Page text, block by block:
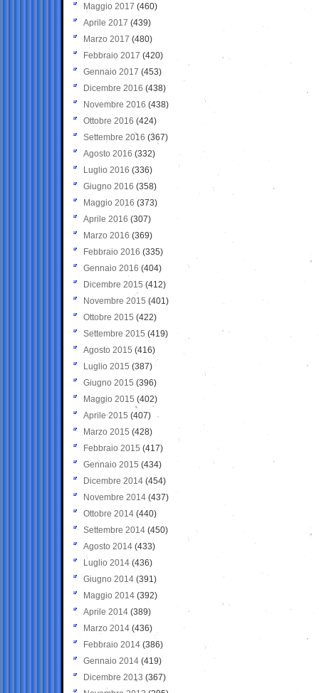
Maggio 2017 (460)
Aprile 2017 (439)
Marzo 2017 (480)
Febbraio 2017 (420)
Gennaio 2017 (453)
Dicembre 2016 (438)
Novembre 2016 (438)
Ottobre 2016 (424)
Settembre 2016 (367)
Agosto 2016 (332)
Luglio 2016 (336)
Giugno 2016 (358)
Maggio 2016 (373)
Aprile 2016 (307)
Marzo 2016 (369)
Febbraio 2016 (335)
Gennaio 2016 (404)
Dicembre 2015 (412)
Novembre 2015 (401)
Ottobre 2015 (422)
Settembre 2015 (419)
Agosto 2015 (416)
Luglio 2015 (387)
Giugno 2015 (396)
Maggio 2015 (402)
Aprile 2015 (407)
Marzo 2015 (428)
Febbraio 2015 (417)
Gennaio 2015 (434)
Dicembre 2014 (454)
Novembre 2014 (437)
Ottobre 2014 (440)
Settembre 2014 (450)
Agosto 2014 (433)
Luglio 2014 (436)
Giugno 2014 (391)
Maggio 2014 (392)
Aprile 2014 (389)
Marzo 2014 (436)
Febbraio 2014 (386)
Gennaio 2014 (419)
Dicembre 2013 (367)